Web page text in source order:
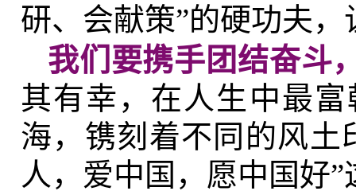
研、会献策”的硬功夫
我们要携手团结奋斗
其有幸，在人生中最
海，镌刻着不同的风土
人，爱中国，愿中国好